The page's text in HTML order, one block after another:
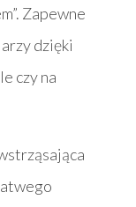
Zapewne
dzięki
czy na